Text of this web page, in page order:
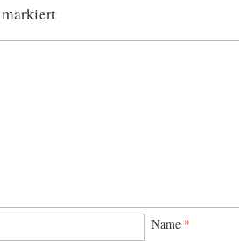
markiert
Name *